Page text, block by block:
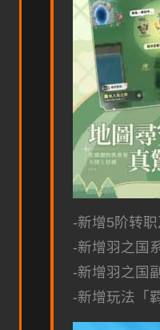
-新增5阶转
-新增羽之国
-新增羽之国
-新增玩法「